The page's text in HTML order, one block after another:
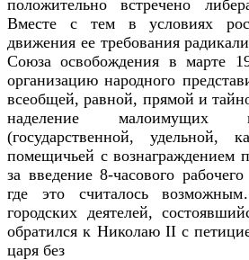
положительно встречено
Вместе с тем в условиях
движения ее требования
Союза освобождения в марте
организацию народного
всеобщей, равной, прямой и
наделение малоимущих
(государственной, удельной,
помещичьей с вознаграждением
за введение 8-часового
где это считалось
городских деятелей,
обратился к Николаю II с
царя без